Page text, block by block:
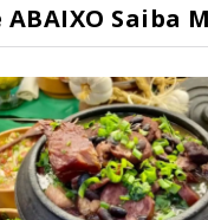
ABAIXO Saiba